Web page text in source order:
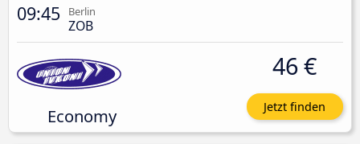
09:45 Berlin
ZOB
Economy
46 €
Jetzt finden